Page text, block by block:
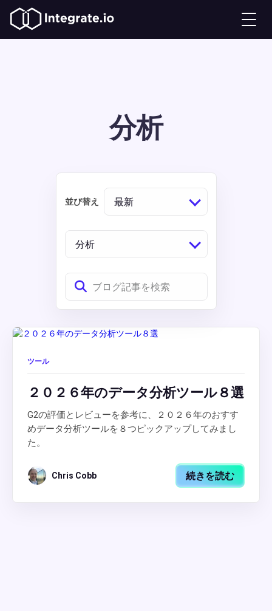
分析
分析
並び替え 最新
ツール
２０２６年のデータ分析ツール８選
G2の評価とレビューを参考に、２０２６年のおすす
めデータ分析ツールを８つピックアップしてみまし
た。
Chris Cobb 続きを読む